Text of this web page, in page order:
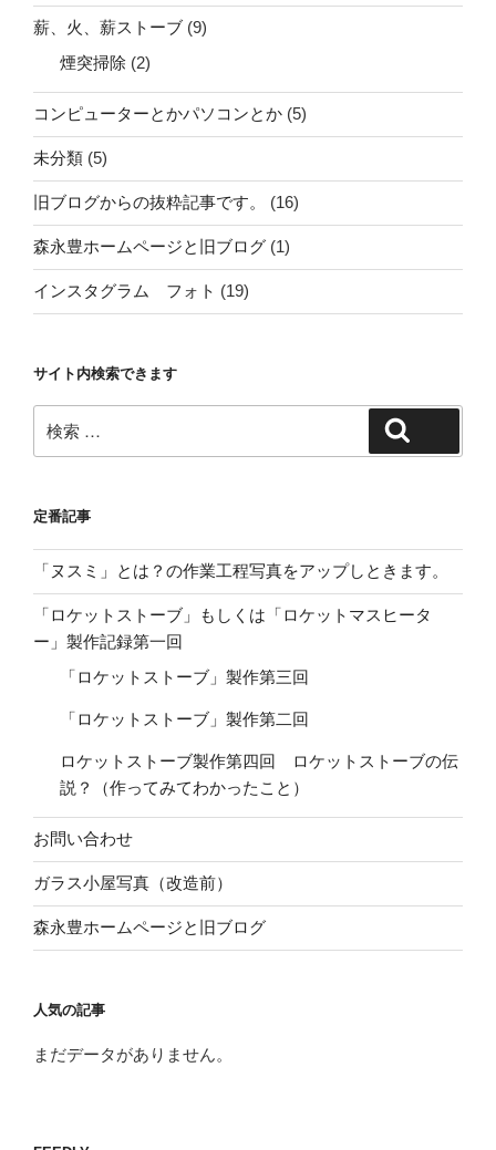
薪、火、薪ストーブ (9)
煙突掃除 (2)
コンピューターとかパソコンとか (5)
未分類 (5)
旧ブログからの抜粋記事です。 (16)
森永豊ホームページと旧ブログ (1)
インスタグラム フォト (19)
サイト内検索できます
索:
定番記事
「ヌスミ」とは？の作業工程写真をアップしときます。
「ロケットストーブ」もしくは「ロケットマスヒータ
ー」製作記録第一回
「ロケットストーブ」製作第三回
「ロケットストーブ」製作第二回
ロケットストーブ製作第四回 ロケットストーブの伝
説？（作ってみてわかったこと）
お問い合わせ
ガラス小屋写真（改造前）
森永豊ホームページと旧ブログ
人気の記事
まだデータがありません。